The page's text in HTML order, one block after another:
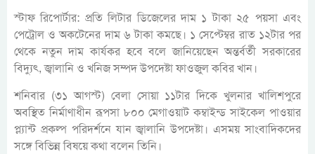
স্টাফ রিপোর্টার: প্রতি লিটার ডিজেলের দাম ১ টাকা ২৫ পয়সা এবং
পেট্রোল ও অকটেনের দাম ৬ টাকা কমছে। ১ সেপ্টেম্বর রাত ১২টার পর
থেকে নতুন দাম কার্যকর হবে বলে জানিয়েছেন অন্তর্বর্তী সরকারের
বিদ্যুৎ, জ্বালানি ও খনিজ সম্পদ উপদেষ্টা ফাওজুল কবির খান।
শনিবার (৩১ আগস্ট) বেলা সোয়া ১১টার দিকে খুলনার খালিশপুরে
অবস্থিত নির্মাণাধীন রূপসা ৮০০ মেগাওয়াট কম্বাইন্ড সাইকেল পাওয়ার
প্ল্যান্ট প্রকল্প পরিদর্শনে যান জ্বালানি উপদেষ্টা। এসময় সাংবাদিকদের
সঙ্গে বিভিন্ন বিষয়ে কথা বলেন তিনি।